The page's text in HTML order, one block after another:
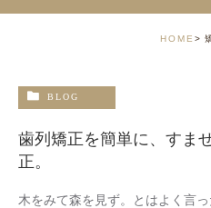
HOME
BLOG
歯列矯正を簡単に、すま
正。
木をみて森を見ず。とはよく言